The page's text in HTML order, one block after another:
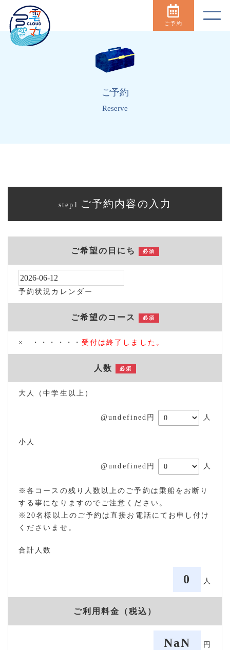
ご予約
ご予約
Reserve
step1 ご予約内容の入力
ご希望の日にち 必須
予約状況カレンダー
ご希望のコース 必須
× ・・・・・・ 受付は終了しました。
人数 必須
大人（中学生以上）
@undefined円 人
小人
@undefined円 人
※各コースの残り人数以上のご予約は乗船をお断り
する事になりますのでご注意ください。
※20名様以上のご予約は直接お電話にてお申し付け
くださいませ。
合計人数
0 人
ご利用料金（税込）
NaN 円